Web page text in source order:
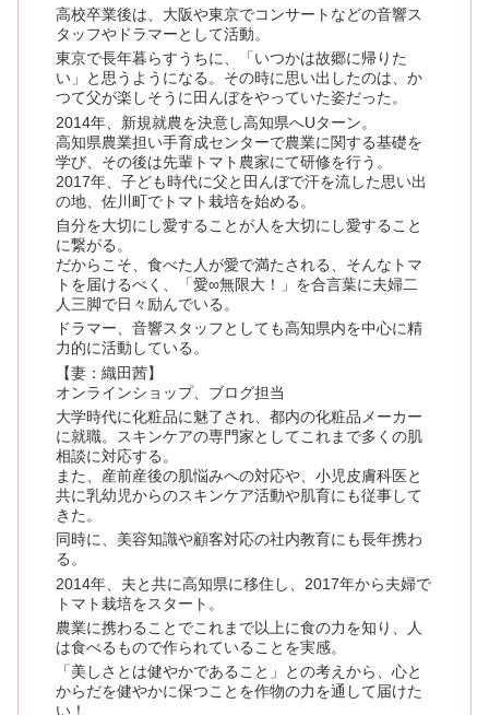
高校卒業後は、大阪や東京でコンサートなどの音響ス
タッフやドラマーとして活動。
東京で長年暮らすうちに、「いつかは故郷に帰りた
い」と思うようになる。その時に思い出したのは、か
つて父が楽しそうに田んぼをやっていた姿だった。
2014年、新規就農を決意し高知県へUターン。
高知県農業担い手育成センターで農業に関する基礎を
学び、その後は先輩トマト農家にて研修を行う。
2017年、子ども時代に父と田んぼで汗を流した思い出
の地、佐川町でトマト栽培を始める。
自分を大切にし愛することが人を大切にし愛すること
に繋がる。
だからこそ、食べた人が愛で満たされる、そんなトマ
トを届けるべく、「愛∞無限大！」を合言葉に夫婦二
人三脚で日々励んでいる。
ドラマー、音響スタッフとしても高知県内を中心に精
力的に活動している。
【妻：織田茜】
オンラインショップ、ブログ担当
大学時代に化粧品に魅了され、都内の化粧品メーカー
に就職。スキンケアの専門家としてこれまで多くの肌
相談に対応する。
また、産前産後の肌悩みへの対応や、小児皮膚科医と
共に乳幼児からのスキンケア活動や肌育にも従事して
きた。
同時に、美容知識や顧客対応の社内教育にも長年携わ
る。
2014年、夫と共に高知県に移住し、2017年から夫婦で
トマト栽培をスタート。
農業に携わることでこれまで以上に食の力を知り、人
は食べるもので作られていることを実感。
「美しさとは健やかであること」との考えから、心と
からだを健やかに保つことを作物の力を通して届けた
い！